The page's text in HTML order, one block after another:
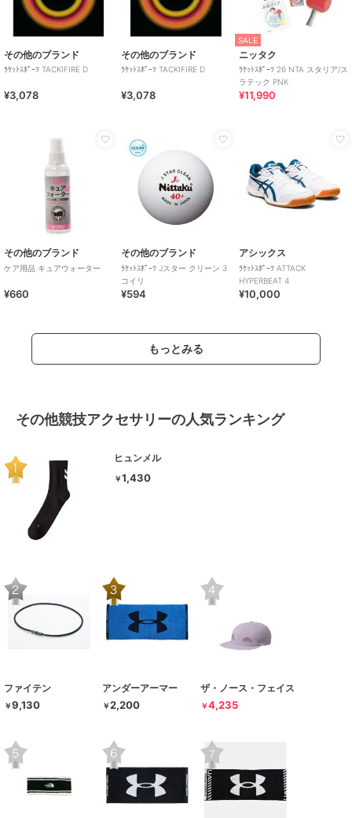
その他のブランド
ﾗｹｯﾄｽﾎﾟｰﾂ TACKIFIRE D
¥3,078
その他のブランド
ﾗｹｯﾄｽﾎﾟｰﾂ TACKIFIRE D
¥3,078
SALE
ニッタク
ﾗｹｯﾄｽﾎﾟｰﾂ 26 NTA スタリア/ス
ラテック PNK
¥11,990
その他のブランド
ケア用品 キュアウォーター
¥660
その他のブランド
ﾗｹｯﾄｽﾎﾟｰﾂ Jスター クリーン 3
コイリ
¥594
アシックス
ﾗｹｯﾄｽﾎﾟｰﾂ ATTACK
HYPERBEAT 4
¥10,000
もっとみる
その他競技アクセサリーの人気ランキング
ヒュンメル
￥1,430
ファイテン
￥9,130
アンダーアーマー
￥2,200
ザ・ノース・フェイス
￥4,235